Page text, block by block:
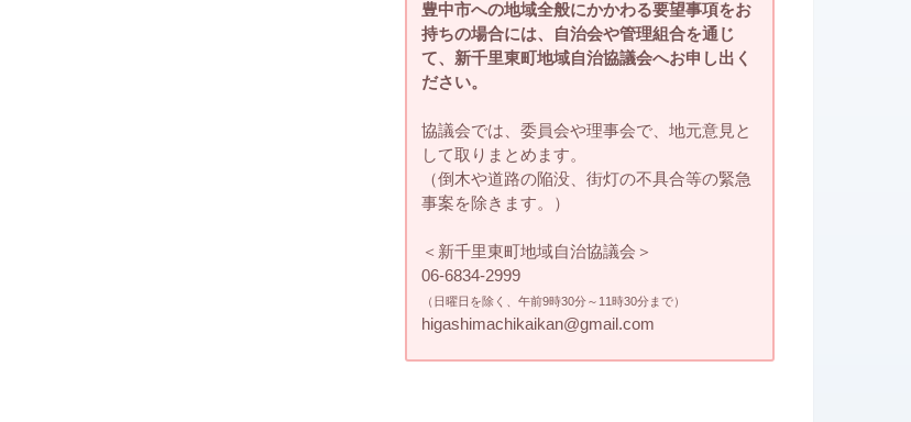
豊中市への地域全般にかかわる要望事項をお
持ちの場合には、自治会や管理組合を通じ
て、新千里東町地域自治協議会へお申し出く
ださい。
協議会では、委員会や理事会で、地元意見と
して取りまとめます。
（倒木や道路の陥没、街灯の不具合等の緊急
事案を除きます。）
＜新千里東町地域自治協議会＞
06-6834-2999
（日曜日を除く、午前9時30分～11時30分まで）
higashimachikaikan@gmail.com